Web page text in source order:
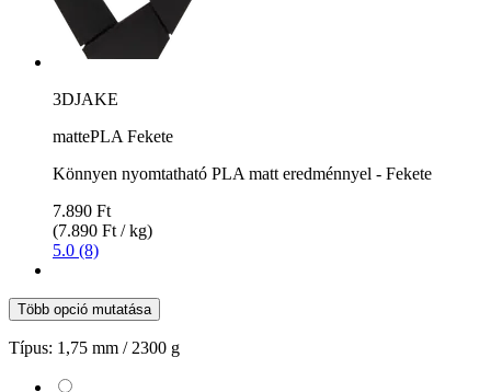
3DJAKE
mattePLA Fekete
Könnyen nyomtatható PLA matt eredménnyel - Fekete
7.890 Ft
(7.890 Ft / kg)
5.0 (8)
Több opció mutatása
Típus: 1,75 mm / 2300 g